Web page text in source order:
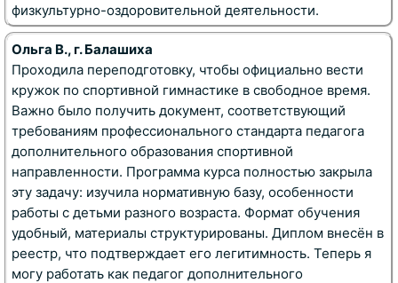
физкультурно-оздоровительной деятельности.
Ольга В., г. Балашиха
Проходила переподготовку, чтобы официально вести
кружок по спортивной гимнастике в свободное время.
Важно было получить документ, соответствующий
требованиям профессионального стандарта педагога
дополнительного образования спортивной
направленности. Программа курса полностью закрыла
эту задачу: изучила нормативную базу, особенности
работы с детьми разного возраста. Формат обучения
удобный, материалы структурированы. Диплом внесён в
реестр, что подтверждает его легитимность. Теперь я
могу работать как педагог дополнительного